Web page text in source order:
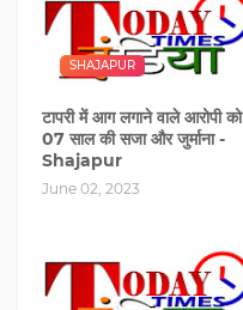
SHAJAPUR
टापरी में आग लगाने वाले आरोपी को
07 साल की सजा और जुर्माना -
Shajapur
June 02, 2023